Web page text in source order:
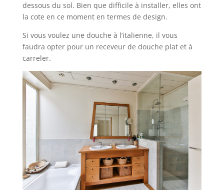
dessous du sol. Bien que difficile à installer, elles ont
la cote en ce moment en termes de design.
Si vous voulez une douche à l’italienne, il vous
faudra opter pour un receveur de douche plat et à
carreler.